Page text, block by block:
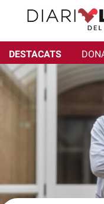
DESTACATS